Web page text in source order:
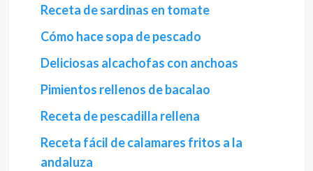
Receta de sardinas en tomate
Cómo hace sopa de pescado
Deliciosas alcachofas con anchoas
Pimientos rellenos de bacalao
Receta de pescadilla rellena
Receta fácil de calamares fritos a la
andaluza